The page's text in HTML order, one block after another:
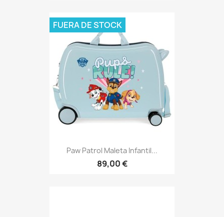
Paw Patrol Maleta Infantil...
89,00 €
FUERA DE STOCK